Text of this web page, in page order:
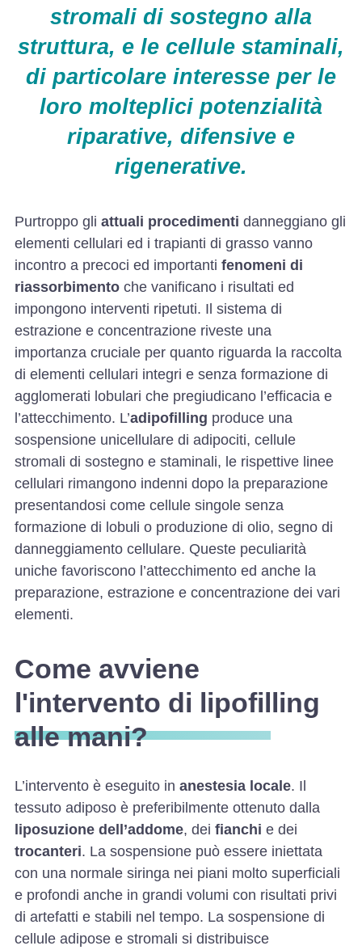
stromali di sostegno alla
struttura, e le cellule staminali,
di particolare interesse per le
loro molteplici potenzialità
riparative, difensive e
rigenerative.
Purtroppo gli attuali procedimenti danneggiano gli
elementi cellulari ed i trapianti di grasso vanno
incontro a precoci ed importanti fenomeni di
riassorbimento che vanificano i risultati ed
impongono interventi ripetuti. Il sistema di
estrazione e concentrazione riveste una
importanza cruciale per quanto riguarda la raccolta
di elementi cellulari integri e senza formazione di
agglomerati lobulari che pregiudicano l’efficacia e
l’attecchimento. L’adipofilling produce una
sospensione unicellulare di adipociti, cellule
stromali di sostegno e staminali, le rispettive linee
cellulari rimangono indenni dopo la preparazione
presentandosi come cellule singole senza
formazione di lobuli o produzione di olio, segno di
danneggiamento cellulare. Queste peculiarità
uniche favoriscono l’attecchimento ed anche la
preparazione, estrazione e concentrazione dei vari
elementi.
Come avviene
l'intervento di lipofilling
alle mani?
L’intervento è eseguito in anestesia locale. Il
tessuto adiposo è preferibilmente ottenuto dalla
liposuzione dell’addome, dei fianchi e dei
trocanteri. La sospensione può essere iniettata
con una normale siringa nei piani molto superficiali
e profondi anche in grandi volumi con risultati privi
di artefatti e stabili nel tempo. La sospensione di
cellule adipose e stromali si distribuisce